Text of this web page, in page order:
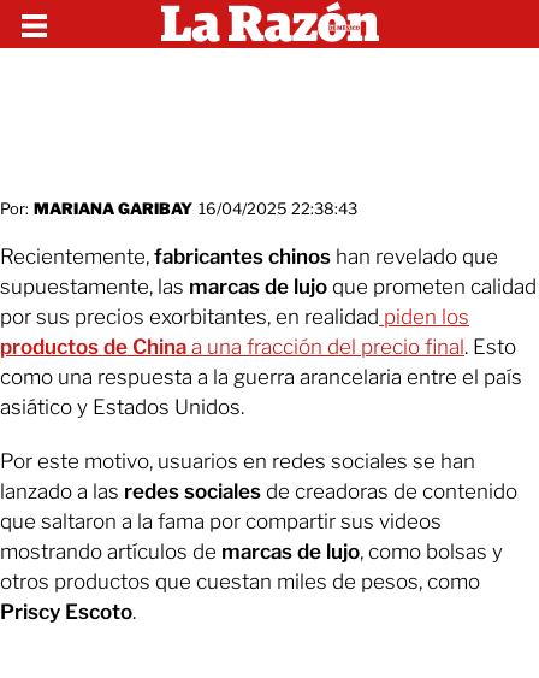
Por: MARIANA GARIBAY 16/04/2025 22:38:43
Recientemente, fabricantes chinos han revelado que
supuestamente, las marcas de lujo que prometen calidad
por sus precios exorbitantes, en realidad piden los
productos de China a una fracción del precio final. Esto
como una respuesta a la guerra arancelaria entre el país
asiático y Estados Unidos.
Por este motivo, usuarios en redes sociales se han
lanzado a las redes sociales de creadoras de contenido
que saltaron a la fama por compartir sus videos
mostrando artículos de marcas de lujo, como bolsas y
otros productos que cuestan miles de pesos, como
Priscy Escoto.